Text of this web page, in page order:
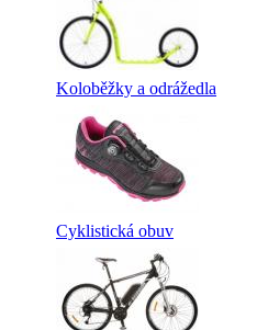
Koloběžky a odrážedla
Cyklistická obuv